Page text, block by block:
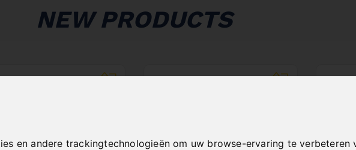
en andere trackingtechnologieën om uw browse-ervaring te verbeteren
NEW PRODUCTS